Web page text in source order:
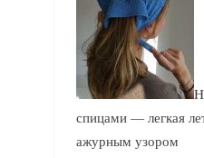
спицами — легкая
ажурным узором